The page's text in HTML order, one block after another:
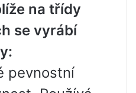
na třídy
se vyrábí
pevnostní